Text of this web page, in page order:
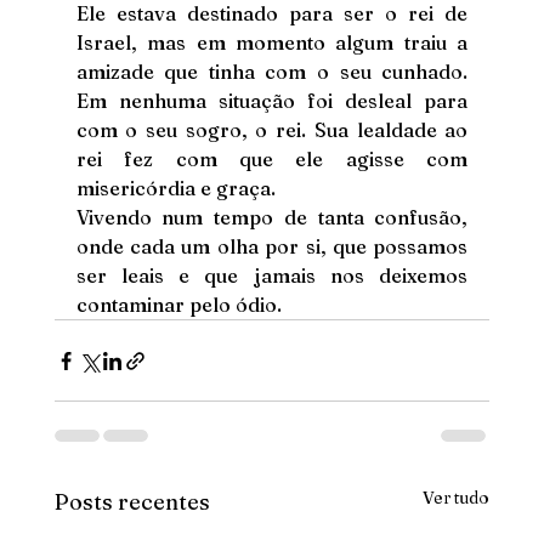
Ele estava destinado para ser o rei de
Israel, mas em momento algum traiu a
amizade que tinha com o seu cunhado.
Em nenhuma situação foi desleal para
com o seu sogro, o rei. Sua lealdade ao
rei fez com que ele agisse com
misericórdia e graça.
Vivendo num tempo de tanta confusão,
onde cada um olha por si, que possamos
ser leais e que jamais nos deixemos
contaminar pelo ódio.
Posts recentes Ver tudo